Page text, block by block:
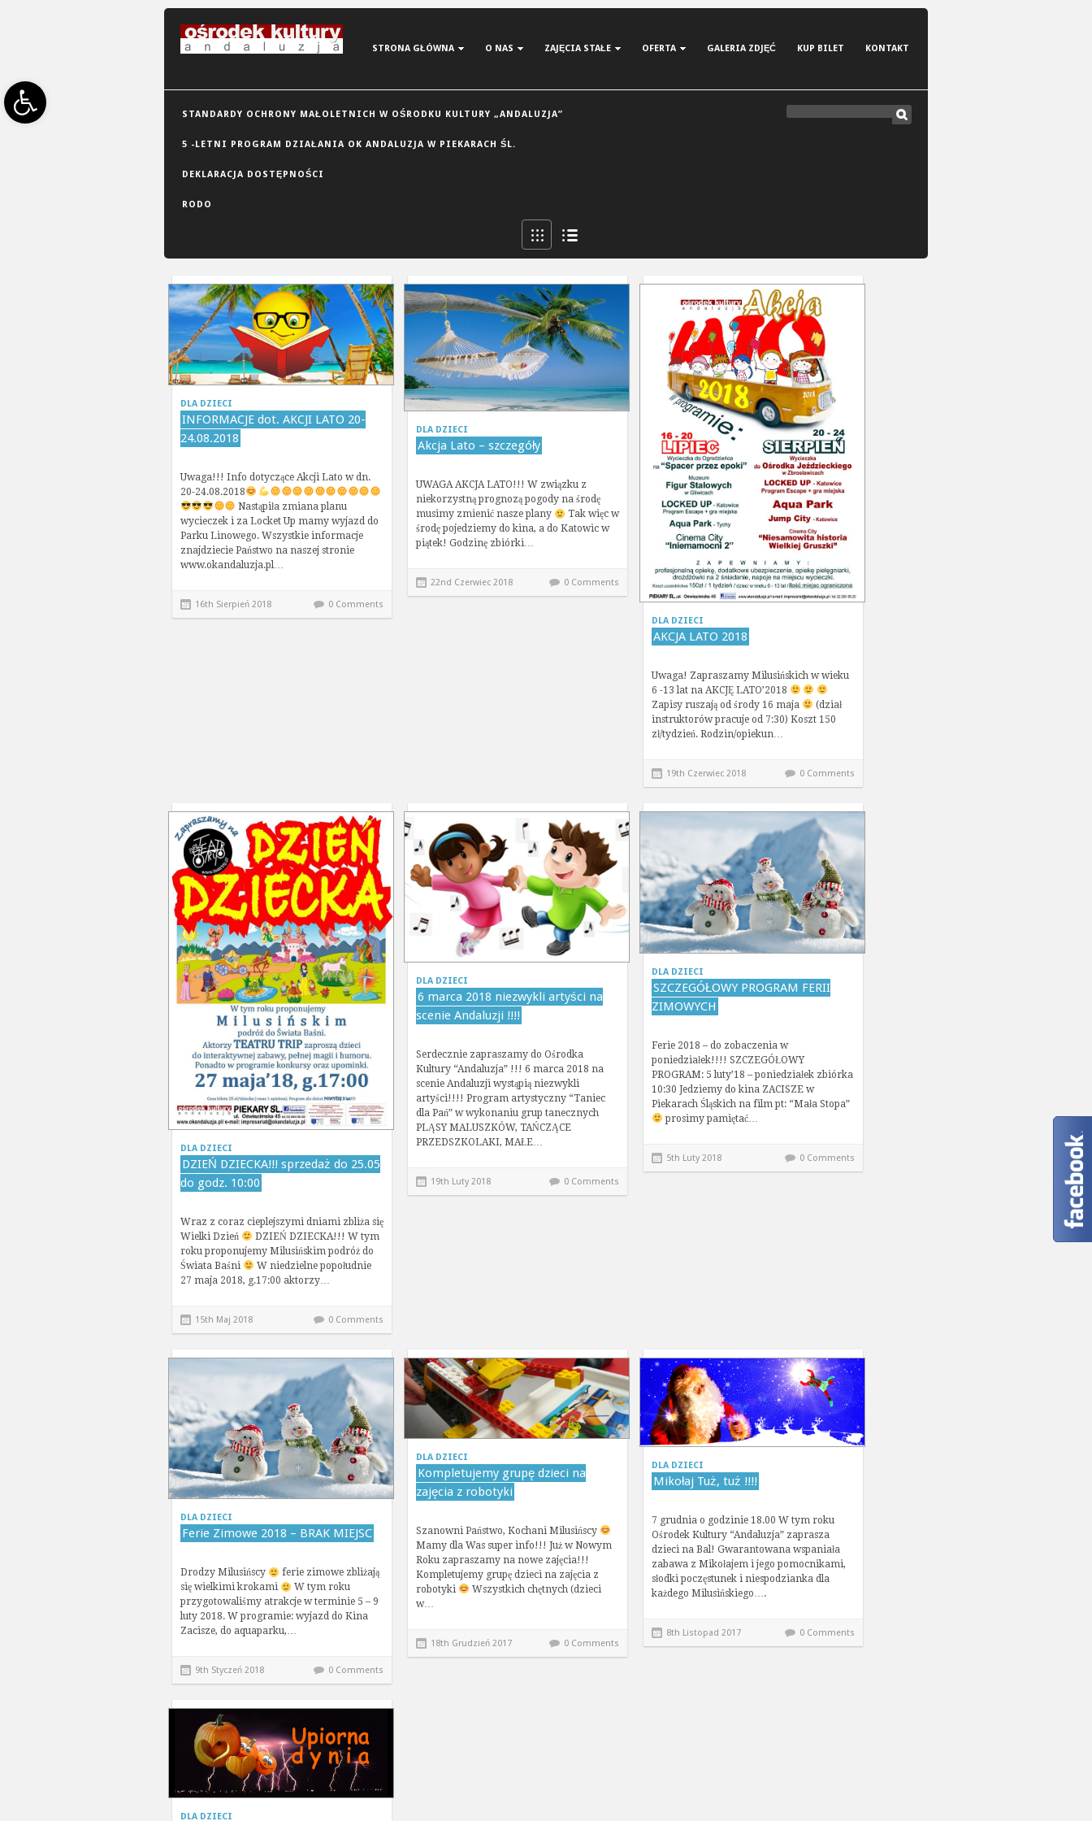
Open toolbar
STRONA GŁÓWNA O NAS ZAJĘCIA STAŁE OFERTA GALERIA ZDJĘĆ KUP BILET KONTAKT
STANDARDY OCHRONY MAŁOLETNICH W OŚRODKU KULTURY „ANDALUZJA”
5 -LETNI PROGRAM DZIAŁANIA OK ANDALUZJA W PIEKARACH ŚL.
DEKLARACJA DOSTĘPNOŚCI
RODO
DLA DZIECI
INFORMACJE dot. AKCJI LATO 20-
24.08.2018
Uwaga!!! Info dotyczące Akcji Lato w dn.
20-24.08.2018
Nastąpiła zmiana planu
wycieczek i za Locket Up mamy wyjazd do
Parku Linowego. Wszystkie informacje
znajdziecie Państwo na naszej stronie
www.okandaluzja.pl…
16th Sierpień 2018 0 Comments
DLA DZIECI
Akcja Lato – szczegóły
UWAGA AKCJA LATO!!! W związku z
niekorzystną prognozą pogody na środę
musimy zmienić nasze plany
Tak więc w
środę pojedziemy do kina, a do Katowic w
piątek! Godzinę zbiórki…
22nd Czerwiec 2018 0 Comments
DLA DZIECI
AKCJA LATO 2018
Uwaga! Zapraszamy Milusińskich w wieku
6 -13 lat na AKCJĘ LATO’2018
Zapisy ruszają od środy 16 maja
(dział
instruktorów pracuje od 7:30) Koszt 150
zł/tydzień. Rodzin/opiekun…
19th Czerwiec 2018 0 Comments
DLA DZIECI
DZIEŃ DZIECKA!!! sprzedaż do 25.05
do godz. 10:00
Wraz z coraz cieplejszymi dniami zbliża się
Wielki Dzień
DZIEŃ DZIECKA!!! W tym
roku proponujemy Milusińskim podróż do
Świata Baśni
W niedzielne popołudnie
27 maja 2018, g.17:00 aktorzy…
15th Maj 2018 0 Comments
DLA DZIECI
6 marca 2018 niezwykli artyści na
scenie Andaluzji !!!!
Serdecznie zapraszamy do Ośrodka
Kultury “Andaluzja” !!! 6 marca 2018 na
scenie Andaluzji wystąpią niezwykli
artyści!!!! Program artystyczny “Taniec
dla Pań” w wykonaniu grup tanecznych
PLĄSY MALUSZKÓW, TAŃCZĄCE
PRZEDSZKOLAKI, MAŁE…
19th Luty 2018 0 Comments
DLA DZIECI
SZCZEGÓŁOWY PROGRAM FERII
ZIMOWYCH
Ferie 2018 – do zobaczenia w
poniedziałek!!!! SZCZEGÓŁOWY
PROGRAM: 5 luty’18 – poniedziałek zbiórka
10:30 Jedziemy do kina ZACISZE w
Piekarach Śląskich na film pt: “Mała Stopa”
prosimy pamiętać…
5th Luty 2018 0 Comments
DLA DZIECI
Ferie Zimowe 2018 – BRAK MIEJSC
Drodzy Milusińscy
ferie zimowe zbliżają
się wielkimi krokami
W tym roku
przygotowaliśmy atrakcje w terminie 5 – 9
luty 2018. W programie: wyjazd do Kina
Zacisze, do aquaparku,…
9th Styczeń 2018 0 Comments
DLA DZIECI
Kompletujemy grupę dzieci na
zajęcia z robotyki
Szanowni Państwo, Kochani Milusińscy
Mamy dla Was super info!!! Już w Nowym
Roku zapraszamy na nowe zajęcia!!!
Kompletujemy grupę dzieci na zajęcia z
robotyki
Wszystkich chętnych (dzieci
w…
18th Grudzień 2017 0 Comments
DLA DZIECI
Mikołaj Tuż, tuż !!!!
7 grudnia o godzinie 18.00 W tym roku
Ośrodek Kultury “Andaluzja” zaprasza
dzieci na Bal! Gwarantowana wspaniała
zabawa z Mikołajem i jego pomocnikami,
słodki poczęstunek i niespodzianka dla
każdego Milusińskiego….
8th Listopad 2017 0 Comments
DLA DZIECI